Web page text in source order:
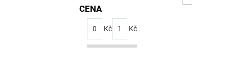
CENA
0 Kč 1 Kč